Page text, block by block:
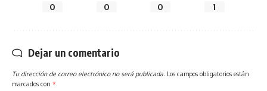
0 0 0 1
Dejar un comentario
Tu dirección de correo electrónico no será publicada. Los campos obligatorios están
marcados con *